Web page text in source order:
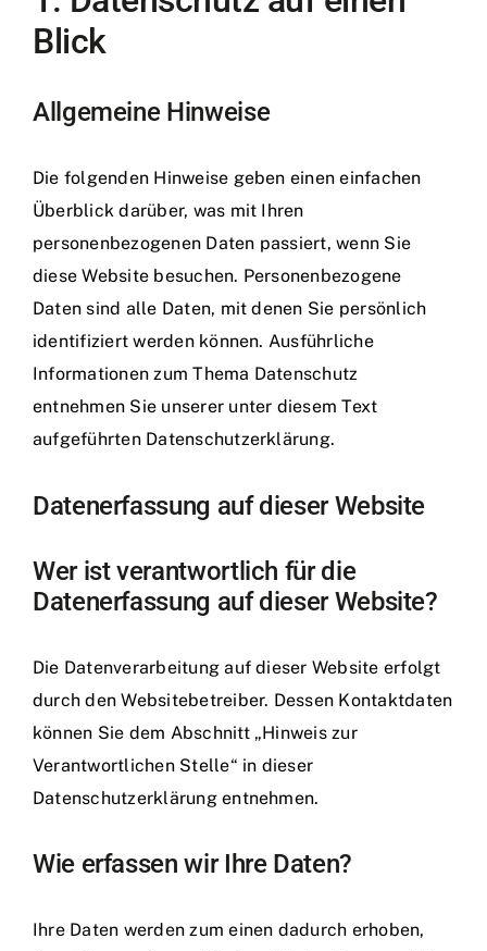
Blick
Allgemeine Hinweise
Die folgenden Hinweise geben einen einfachen
Überblick darüber, was mit Ihren
personenbezogenen Daten passiert, wenn Sie
diese Website besuchen. Personenbezogene
Daten sind alle Daten, mit denen Sie persönlich
identifiziert werden können. Ausführliche
Informationen zum Thema Datenschutz
entnehmen Sie unserer unter diesem Text
aufgeführten Datenschutzerklärung.
Datenerfassung auf dieser Website
Wer ist verantwortlich für die
Datenerfassung auf dieser Website?
Die Datenverarbeitung auf dieser Website erfolgt
durch den Websitebetreiber. Dessen Kontaktdaten
können Sie dem Abschnitt „Hinweis zur
Verantwortlichen Stelle“ in dieser
Datenschutzerklärung entnehmen.
Wie erfassen wir Ihre Daten?
Ihre Daten werden zum einen dadurch erhoben,